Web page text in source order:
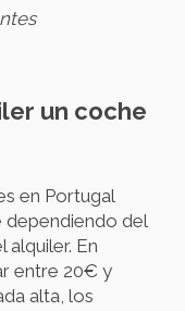
un coche
en Portugal
dependiendo del
En
entre 20€ y
alta, los